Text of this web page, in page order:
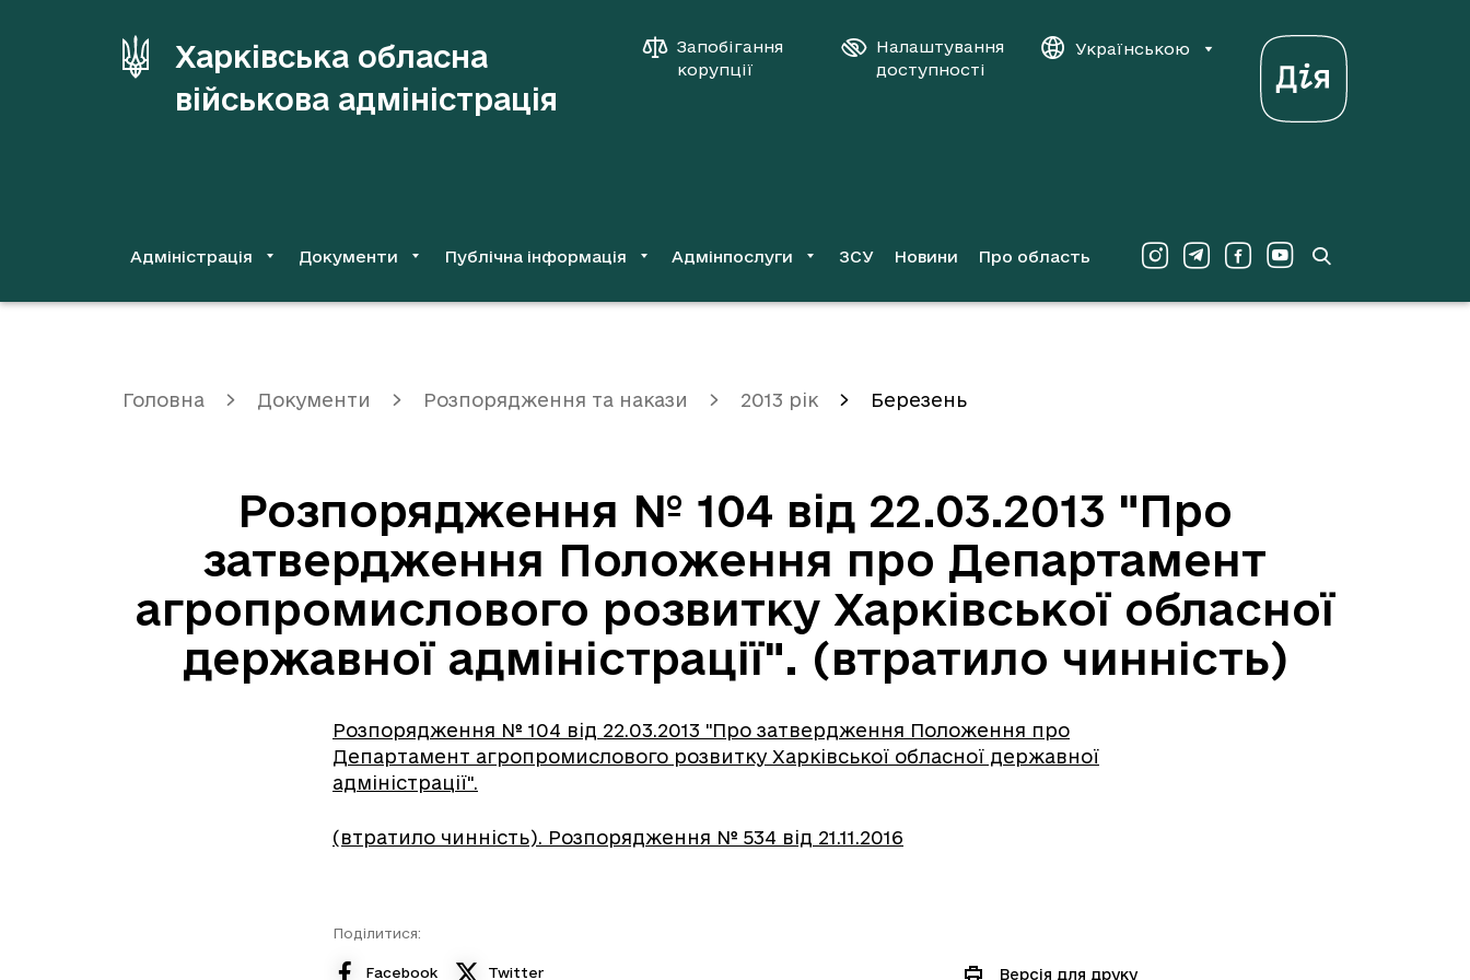
Харківська обласна
військова адміністрація
Запобігання
корупції
Налаштування
доступності
Українською
Адміністрація Документи Публічна інформація Адмінпослуги ЗСУ Новини Про область
Головна Документи Розпорядження та накази 2013 рік Березень
Розпорядження № 104 від 22.03.2013 "Про
затвердження Положення про Департамент
агропромислового розвитку Харківської обласної
державної адміністрації". (втратило чинність)
Розпорядження № 104 від 22.03.2013 "Про затвердження Положення про
Департамент агропромислового розвитку Харківської обласної державної
адміністрації".
(втратило чинність). Розпорядження № 534 від 21.11.2016
Поділитися:
Facebook Twitter Версія для друку